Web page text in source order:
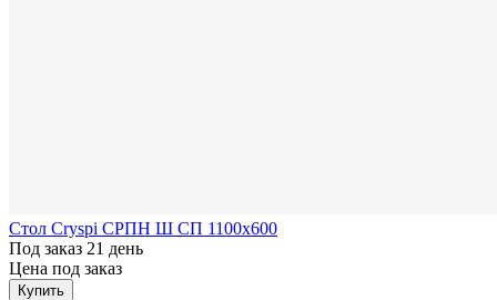
Стол Cryspi СРПН Ш СП 1100х600
Под заказ 21 день
Цена под заказ
Купить